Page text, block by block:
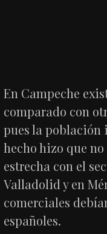
En Campeche
comparado con
pues la población
hecho hizo que
estrecha con el
Valladolid y en
comerciales
españoles.